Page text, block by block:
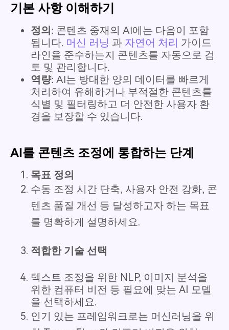
기본 사항 이해하기
정의: 콘텐츠 중재의 AI에는 다음이 포함
됩니다. 머신 러닝 과 자연어 처리 가이드
라인을 준수하는지 콘텐츠를 자동으로 검
토 및 관리합니다.
역량: AI는 방대한 양의 데이터를 빠르게
처리하여 유해하거나 부적절한 콘텐츠를
식별 및 필터링하고 더 안전한 사용자 환
경을 보장할 수 있습니다.
AI를 콘텐츠 조정에 통합하는 단계
목표 정의
수동 조정 시간 단축, 사용자 안전 강화, 콘
텐츠 품질 개선 등 달성하고자 하는 목표
를 명확하게 설명하세요.
적합한 기술 선택
텍스트 조정을 위한 NLP, 이미지 분석을
위한 컴퓨터 비전 등 필요에 맞는 AI 모델
을 선택하세요.
인기 있는 프레임워크로는 머신러닝을 위